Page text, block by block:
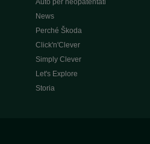
News
Perché Škoda
Click'n'Clever
Simply Clever
Let's Explore
Storia